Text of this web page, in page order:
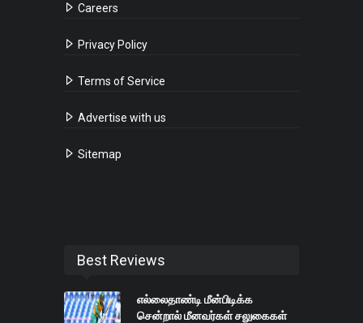
Careers
Privacy Policy
Terms of Service
Advertise with us
Sitemap
Best Reviews
எல்லைதாண்டி மீன்பிடிக்க
சென்றால் மீனவர்கள் சலுகைகள்